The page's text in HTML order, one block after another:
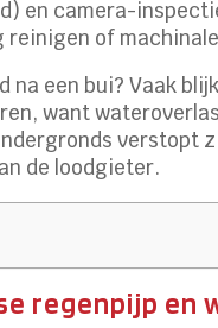
en camera-
of
na een bui? Vaak
want
de loodgieter.
regenpijp en